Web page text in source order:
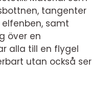
tangenter
samt
över en
alla till en flygel
utan också ser